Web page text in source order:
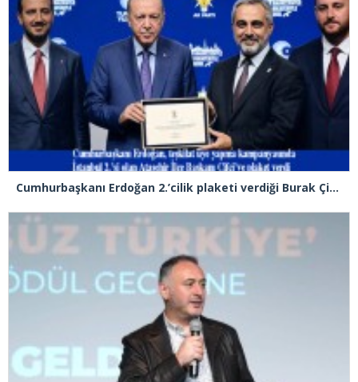
Cumhurbaşkanı Erdoğan 2.’cilik plaketi verdiği Burak Çifci’den Ataşehir seçimlerini kazanma sözünü aldı